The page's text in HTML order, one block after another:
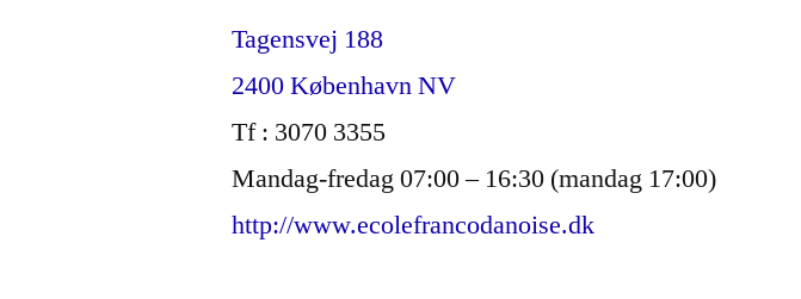
Tagensvej 188
2400 København NV
Tf : 3070 3355
Mandag-fredag 07:00 – 16:30 (mandag 17:00)
http://www.ecolefrancodanoise.dk